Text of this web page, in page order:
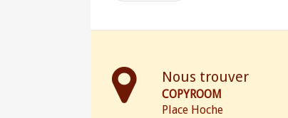
Nous trouver
COPYROOM
Place Hoche